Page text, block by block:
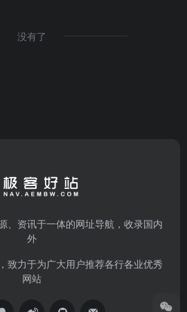
没有了
、资讯于一体的网址导航，收录国内
外
致力于为广大用户推荐各行各业优秀
网站